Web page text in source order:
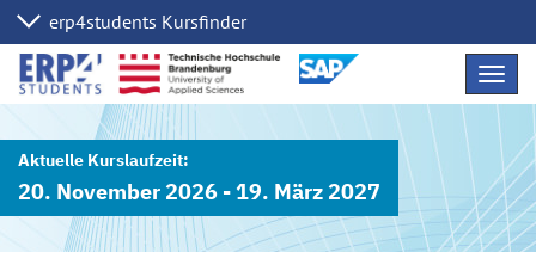
20. November 2026 - 19. März 2027